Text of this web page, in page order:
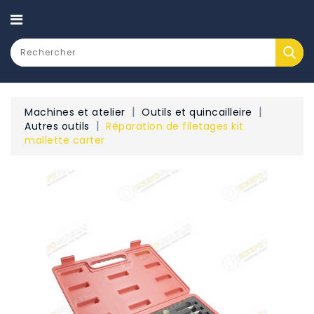
CATEGORY
Machines et atelier
Outils et quincailleire
Autres outils
Réparation de filetages kit
mallette carter